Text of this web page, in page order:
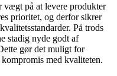
vægt på at levere produkter
prioritet, og derfor sikrer
På trods
stadig nyde godt af
gør det muligt for
kompromis med kvaliteten.